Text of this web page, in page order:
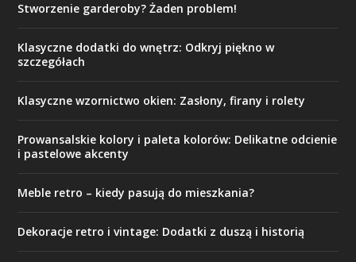
Stworzenie garderoby? Żaden problem!
Klasyczne dodatki do wnętrz: Odkryj piękno w
szczegółach
Klasyczne wzornictwo okien: Zasłony, firany i rolety
Prowansalskie kolory i paleta kolorów: Delikatne odcienie
i pastelowe akcenty
Meble retro – kiedy pasują do mieszkania?
Dekoracje retro i vintage: Dodatki z duszą i historią